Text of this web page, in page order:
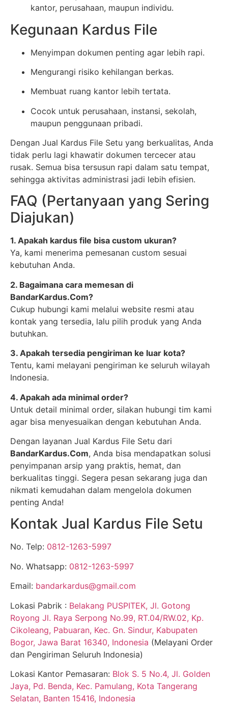
kantor, perusahaan, maupun individu.
Kegunaan Kardus File
Menyimpan dokumen penting agar lebih rapi.
Mengurangi risiko kehilangan berkas.
Membuat ruang kantor lebih tertata.
Cocok untuk perusahaan, instansi, sekolah,
maupun penggunaan pribadi.
Dengan Jual Kardus File Setu yang berkualitas, Anda
tidak perlu lagi khawatir dokumen tercecer atau
rusak. Semua bisa tersusun rapi dalam satu tempat,
sehingga aktivitas administrasi jadi lebih efisien.
FAQ (Pertanyaan yang Sering
Diajukan)
1. Apakah kardus file bisa custom ukuran?
Ya, kami menerima pemesanan custom sesuai
kebutuhan Anda.
2. Bagaimana cara memesan di
BandarKardus.Com?
Cukup hubungi kami melalui website resmi atau
kontak yang tersedia, lalu pilih produk yang Anda
butuhkan.
3. Apakah tersedia pengiriman ke luar kota?
Tentu, kami melayani pengiriman ke seluruh wilayah
Indonesia.
4. Apakah ada minimal order?
Untuk detail minimal order, silakan hubungi tim kami
agar bisa menyesuaikan dengan kebutuhan Anda.
Dengan layanan Jual Kardus File Setu dari
BandarKardus.Com, Anda bisa mendapatkan solusi
penyimpanan arsip yang praktis, hemat, dan
berkualitas tinggi. Segera pesan sekarang juga dan
nikmati kemudahan dalam mengelola dokumen
penting Anda!
Kontak Jual Kardus File Setu
No. Telp: 0812-1263-5997
No. Whatsapp: 0812-1263-5997
Email: bandarkardus@gmail.com
Lokasi Pabrik : Belakang PUSPITEK, Jl. Gotong
Royong Jl. Raya Serpong No.99, RT.04/RW.02, Kp.
Cikoleang, Pabuaran, Kec. Gn. Sindur, Kabupaten
Bogor, Jawa Barat 16340, Indonesia (Melayani Order
dan Pengiriman Seluruh Indonesia)
Lokasi Kantor Pemasaran: Blok S. 5 No.4, Jl. Golden
Jaya, Pd. Benda, Kec. Pamulang, Kota Tangerang
Selatan, Banten 15416, Indonesia